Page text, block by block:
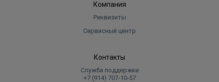
Компания
Реквизиты
Сервисный центр
Контакты
Служба поддержки
+7 (914) 707‑10‑57